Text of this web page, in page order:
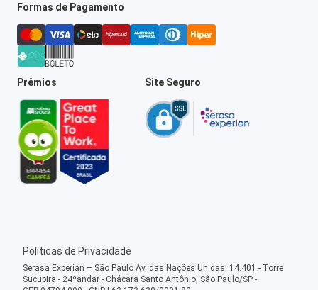
Formas de Pagamento
Prêmios Site Seguro
Políticas de Privacidade
Serasa Experian – São Paulo Av. das Nações Unidas, 14.401 - Torre
Sucupira - 24ºandar - Chácara Santo Antônio, São Paulo/SP -